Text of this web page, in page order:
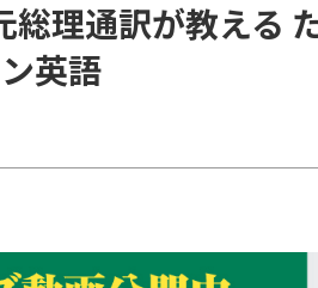
総理通訳が教える
英語